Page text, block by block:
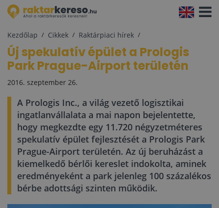
Kezdőlap Cikkek Raktárpiaci hírek
Új spekulatív épület a Prologis
Park Prague-Airport területén
2016. szeptember 26.
A Prologis Inc., a világ vezető logisztikai
ingatlanvállalata a mai napon bejelentette,
hogy megkezdte egy 11.720 négyzetméteres
spekulatív épület fejlesztését a Prologis Park
Prague-Airport területén. Az új beruházást a
kiemelkedő bérlői kereslet indokolta, aminek
eredményeként a park jelenleg 100 százalékos
bérbe adottsági szinten működik.